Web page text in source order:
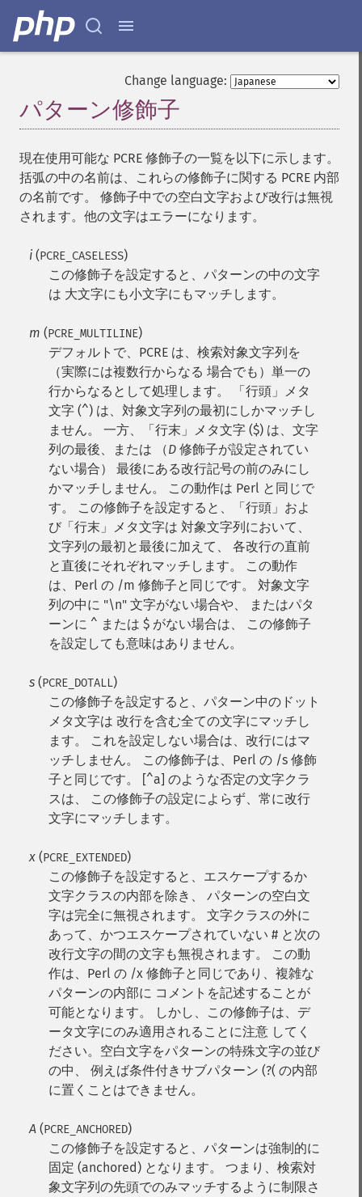
Change language:
パターン修飾子
現在使用可能な PCRE 修飾子の一覧を以下に示します。
括弧の中の名前は、これらの修飾子に関する PCRE 内部
の名前です。 修飾子中での空白文字および改行は無視
されます。他の文字はエラーになります。
i (PCRE_CASELESS)
この修飾子を設定すると、パターンの中の文字
は 大文字にも小文字にもマッチします。
m (PCRE_MULTILINE)
デフォルトで、PCRE は、検索対象文字列を
（実際には複数行からなる 場合でも）単一の
行からなるとして処理します。 「行頭」メタ
文字 (^) は、対象文字列の最初にしかマッチし
ません。 一方、「行末」メタ文字 ($) は、文字
列の最後、または （D 修飾子が設定されてい
ない場合） 最後にある改行記号の前のみにし
かマッチしません。 この動作は Perl と同じで
す。
この修飾子を設定すると、「行頭」およ
び「行末」メタ文字は 対象文字列において、
文字列の最初と最後に加えて、 各改行の直前
と直後にそれぞれマッチします。 この動作
は、Perl の /m 修飾子と同じです。 対象文字
列の中に "\n" 文字がない場合や、 またはパタ
ーンに ^ または $ がない場合は、 この修飾子
を設定しても意味はありません。
s (PCRE_DOTALL)
この修飾子を設定すると、パターン中のドット
メタ文字は 改行を含む全ての文字にマッチし
ます。 これを設定しない場合は、改行にはマ
ッチしません。 この修飾子は、Perl の /s 修飾
子と同じです。 [^a] のような否定の文字クラ
スは、 この修飾子の設定によらず、常に改行
文字にマッチします。
x (PCRE_EXTENDED)
この修飾子を設定すると、エスケープするか
文字クラスの内部を除き、 パターンの空白文
字は完全に無視されます。 文字クラスの外に
あって、かつエスケープされていない # と次の
改行文字の間の文字も無視されます。 この動
作は、Perl の /x 修飾子と同じであり、複雑な
パターンの内部に コメントを記述することが
可能となります。 しかし、この修飾子は、デ
ータ文字にのみ適用されることに注意 してく
ださい。空白文字をパターンの特殊文字の並び
の中、 例えば条件付きサブパターン (?( の内部
に置くことはできません。
A (PCRE_ANCHORED)
この修飾子を設定すると、パターンは強制的に
固定 (anchored) となります。 つまり、検索対
象文字列の先頭でのみマッチするように制限さ